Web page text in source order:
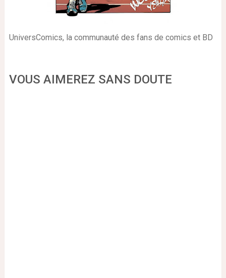
UniversComics, la communauté des fans de comics et BD
VOUS AIMEREZ SANS DOUTE